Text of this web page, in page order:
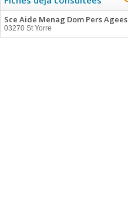
Sce Aide Menag Dom Pers Agees
03270 St Yorre